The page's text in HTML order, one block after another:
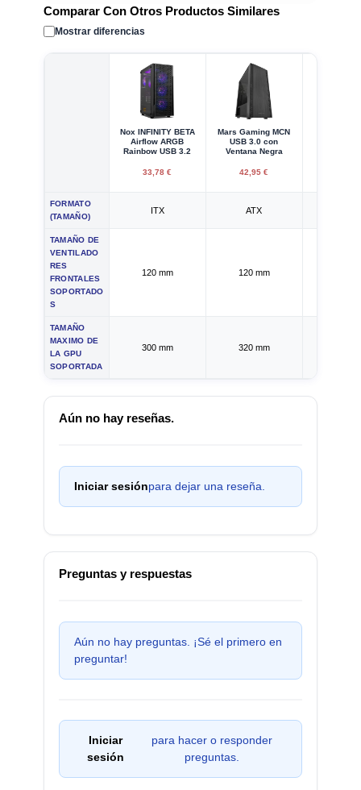
Comparar Con Otros Productos Similares
Mostrar diferencias
Nox INFINITY BETA
Airflow ARGB
Rainbow USB 3.2
33,78 €
Mars Gaming MCN
USB 3.0 con
Ventana Negra
42,95 €
FORMATO
(TAMAÑO)
ITX ATX
TAMAÑO DE
VENTILADO
RES
FRONTALES
SOPORTADO
S
120 mm 120 mm
TAMAÑO
MAXIMO DE
LA GPU
SOPORTADA
300 mm 320 mm
Aún no hay reseñas.
Iniciar sesiónpara dejar una reseña.
Preguntas y respuestas
Aún no hay preguntas. ¡Sé el primero en
preguntar!
Iniciar
sesión
para hacer o responder
preguntas.